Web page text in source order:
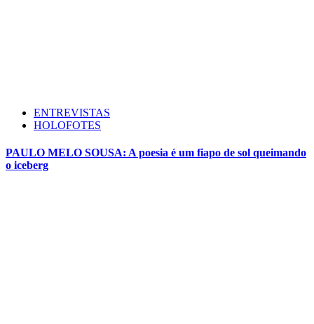
ENTREVISTAS
HOLOFOTES
PAULO MELO SOUSA: A poesia é um fiapo de sol queimando
o iceberg